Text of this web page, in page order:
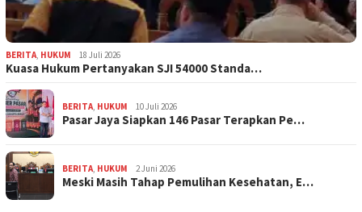
BERITA, HUKUM 18 Juli 2026
Kuasa Hukum Pertanyakan SJI 54000 Standa…
BERITA, HUKUM 10 Juli 2026
Pasar Jaya Siapkan 146 Pasar Terapkan Pe…
BERITA, HUKUM 2 Juni 2026
Meski Masih Tahap Pemulihan Kesehatan, E…